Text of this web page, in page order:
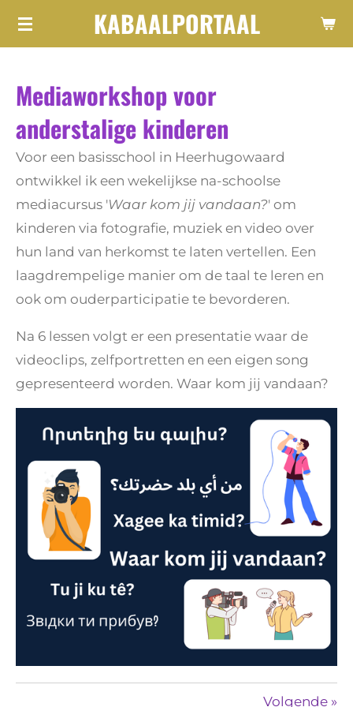
Ga
de
KABAALPORTAAL
Mediaworkshop voor
anderstalige kinderen
Voor een basisschool in Heerhugowaard
ontwikkel ik een wekelijkse na-schoolse
mediacursus 'Waar kom jij vandaan?' om
kinderen via fotografie, muziek en video over
hun land van herkomst te laten vertellen. Een
laagdrempelige manier om de taal te leren en
ook om ouderparticipatie te bevorderen.
Na 6 lessen volgt er een presentatie waar de
videoclips, zelfportretten en een eigen song
gepresenteerd worden. Waar kom jij vandaan?
Volgende »